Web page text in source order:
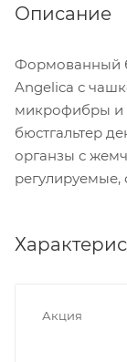
Описание
Формованный
Angelica с
микрофибры и
бюстгальтер
органзы с
регулируемые,
Акция